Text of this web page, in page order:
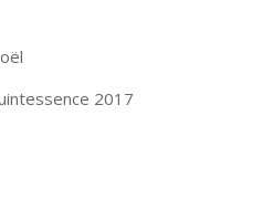
2017